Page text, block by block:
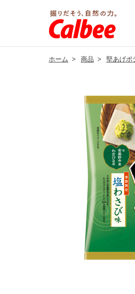
ホーム > 商品 > 堅あげポ